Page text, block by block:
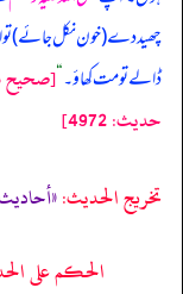
چھید دے (خون نکل جائے) تو اس
ڈالے تو مت کھاؤ۔“[صحيح
حدیث: 4972]
تخریج الحدیث:
الحكم على